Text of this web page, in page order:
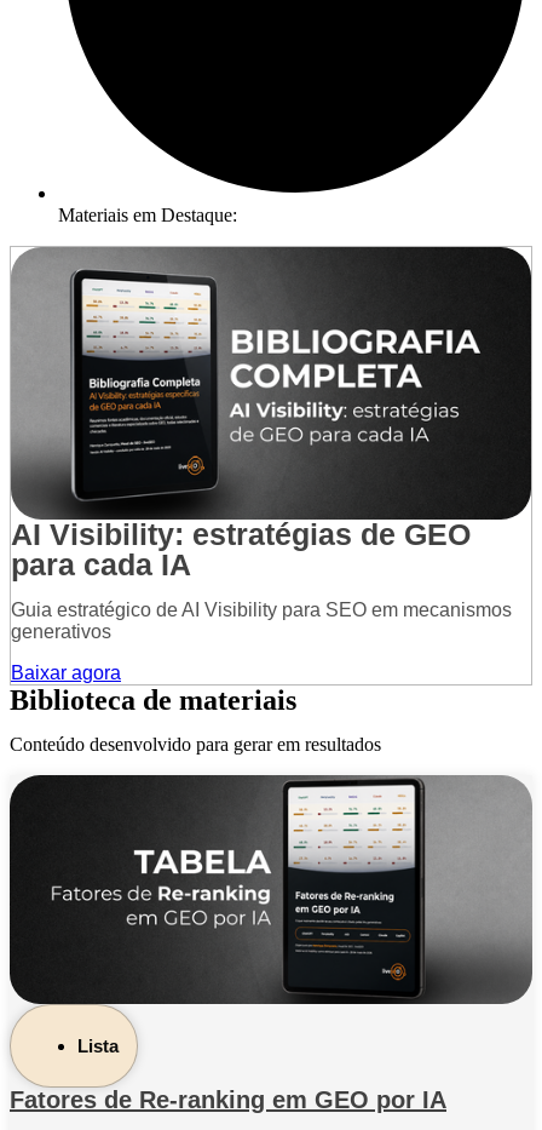
Materiais em Destaque:
AI Visibility: estratégias de GEO
para cada IA
Guia estratégico de AI Visibility para SEO em mecanismos
generativos
Baixar agora
Biblioteca de materiais
Conteúdo desenvolvido para gerar em resultados
Lista
Fatores de Re-ranking em GEO por IA